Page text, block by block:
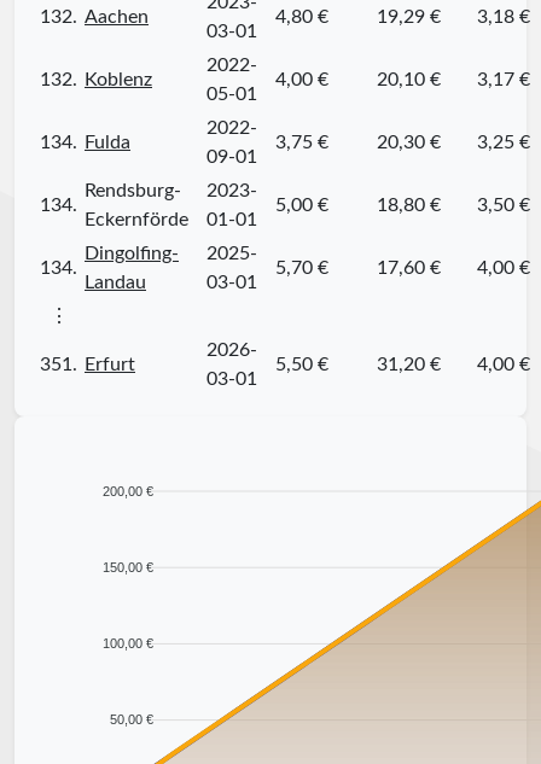
132. Aachen
03-01
4,80 € 19,29 € 3,18 €
132. Koblenz
2022-
05-01
4,00 € 20,10 € 3,17 €
134. Fulda
2022-
09-01
3,75 € 20,30 € 3,25 €
134.
Rendsburg-
Eckernförde
2023-
01-01
5,00 € 18,80 € 3,50 €
134.
Dingolfing-
Landau
2025-
03-01
5,70 € 17,60 € 4,00 €
⋮
351. Erfurt
2026-
03-01
5,50 € 31,20 € 4,00 €
200,00 €
150,00 €
100,00 €
50,00 €